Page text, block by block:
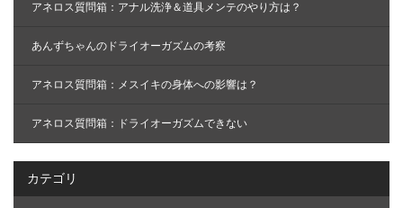
アネロス質問箱：アナル洗浄＆道具メンテのやり方は？
あんずちゃんのドライオーガズムの考察
アネロス質問箱：メスイキの身体への影響は？
アネロス質問箱：ドライオーガズムできない
カテゴリ